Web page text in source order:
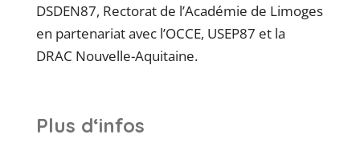
DSDEN87, Rectorat de l’Académie de Limoges
en partenariat avec l’OCCE, USEP87 et la
DRAC Nouvelle-Aquitaine.
Plus d‘infos